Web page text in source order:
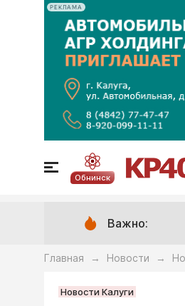
РЕКЛАМА
Обнинск
Важно:
Главная → Новости →
Новости Калуги